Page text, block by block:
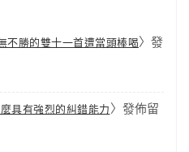
不勝的雙十一首遭當頭棒喝〉發
具有強烈的糾錯能力 〉發佈留